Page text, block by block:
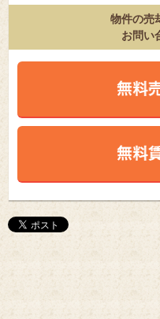
物件の売
お問い